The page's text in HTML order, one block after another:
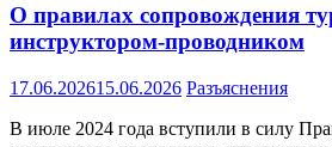
О правилах сопровождения
инструктором-проводником
17.06.202615.06.2026 Разъяснения
В июле 2024 года вступили в силу